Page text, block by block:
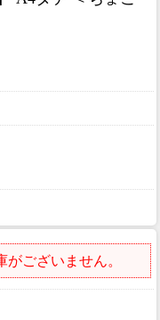
ございません。